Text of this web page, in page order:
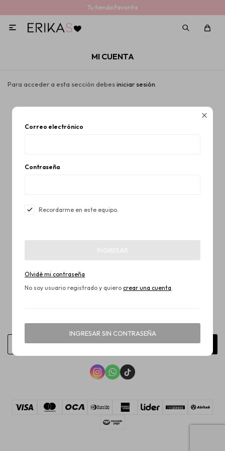

Correo electrónico
Contraseña
Recordarme en este equipo.
INGRESAR
Olvidé mi contraseña
No soy usuario registrado y quiero crear una cuenta
INGRESAR SIN CONTRASEÑA
Tu tienda Favorita

MI CUENTA
Para acceder a esta sección debesiniciar sesión
SUSCRIBIRME
  